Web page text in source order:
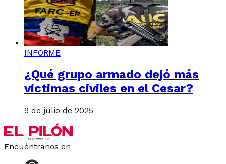
INFORME
¿Qué grupo armado dejó más
víctimas civiles en el Cesar?
9 de julio de 2025
Encuéntranos en